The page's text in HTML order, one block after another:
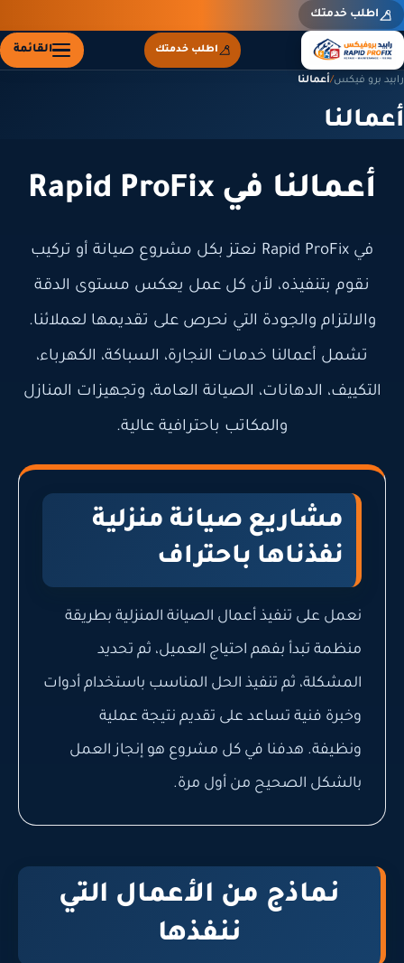
اطلب خدمتك
اطلب خدمتك القائمة
رابيد برو فيكس/أعمالنا
أعمالنا
أعمالنا في Rapid ProFix
في Rapid ProFix نعتز بكل مشروع صيانة أو تركيب
نقوم بتنفيذه، لأن كل عمل يعكس مستوى الدقة
والالتزام والجودة التي نحرص على تقديمها لعملائنا.
تشمل أعمالنا خدمات النجارة، السباكة، الكهرباء،
التكييف، الدهانات، الصيانة العامة، وتجهيزات المنازل
والمكاتب باحترافية عالية.
مشاريع صيانة منزلية
نفذناها باحتراف
نعمل على تنفيذ أعمال الصيانة المنزلية بطريقة
منظمة تبدأ بفهم احتياج العميل، ثم تحديد
المشكلة، ثم تنفيذ الحل المناسب باستخدام أدوات
وخبرة فنية تساعد على تقديم نتيجة عملية
ونظيفة. هدفنا في كل مشروع هو إنجاز العمل
بالشكل الصحيح من أول مرة.
نماذج من الأعمال التي
ننفذها